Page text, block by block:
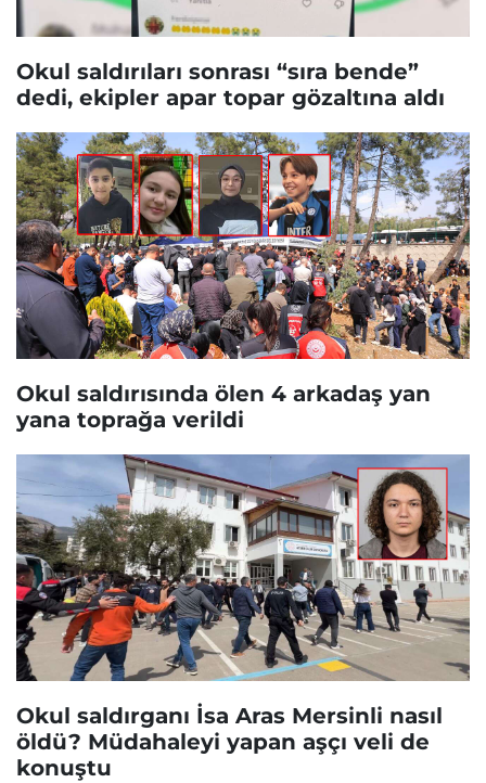
Okul saldırıları sonrası “sıra bende”
dedi, ekipler apar topar gözaltına aldı
Okul saldırısında ölen 4 arkadaş yan
yana toprağa verildi
Okul saldırganı İsa Aras Mersinli nasıl
öldü? Müdahaleyi yapan aşçı veli de
konuştu